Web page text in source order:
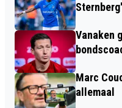
Sternberg'
Vanaken
Marc
allemaal